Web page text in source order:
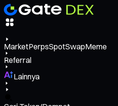
MarketPerpsSpotSwapMeme
Referral
Lainnya